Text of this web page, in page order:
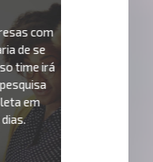
com
de se
time irá
em